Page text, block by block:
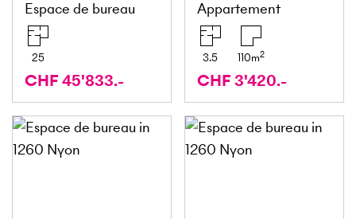
Espace de bureau
25
CHF 45'833.-
Appartement
3.5 110m2
CHF 3'420.-